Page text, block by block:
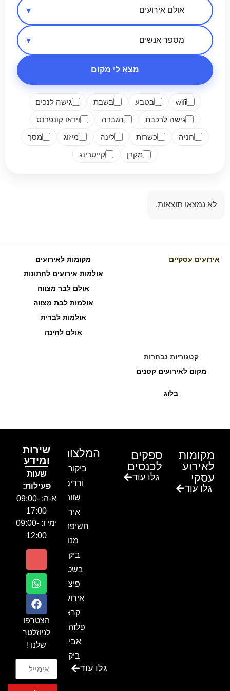
אזור בארץ
סיווג מקום
מספר אנשים
מצא לי מקום
wifi בטבע בשבת
גישה לנכים
גישה לרכבת
הגברה
וידאו קונפרנס
חניה
כשרות לינה מיזוג
מסך
מקרן
קייטרינג
לא נמצאו תוצאות.
אירועים עסקיים
מקומות לאירועים
אולמות אירועים לחתונות
אולם לבר מצווה
אולמות לבת מצווה
אולמות לברית
אולם לחינה
קטגוריות נבחרות
מקום לאירועים קטנים
בלוג
מקומות
לאירוע
עסקי
גלו עוד
ספקים
לכנסים
גלו עוד
המלצות
ביקור בגן
ורדים –
שווה!!
אירוע
חשיפה- זיו
מנור
ביקור
בשטח-
פיצ'ר
אירועים
קראון
פלזה תל
אביב-
ביקור
בכנסגלו עוד
שירות
ומידע
שעות
פעילות:
א-ה: 09:00-
17:00
ימי ו: 09:00-
12:00
הצטרפו
לניוזלטר
שלנו !